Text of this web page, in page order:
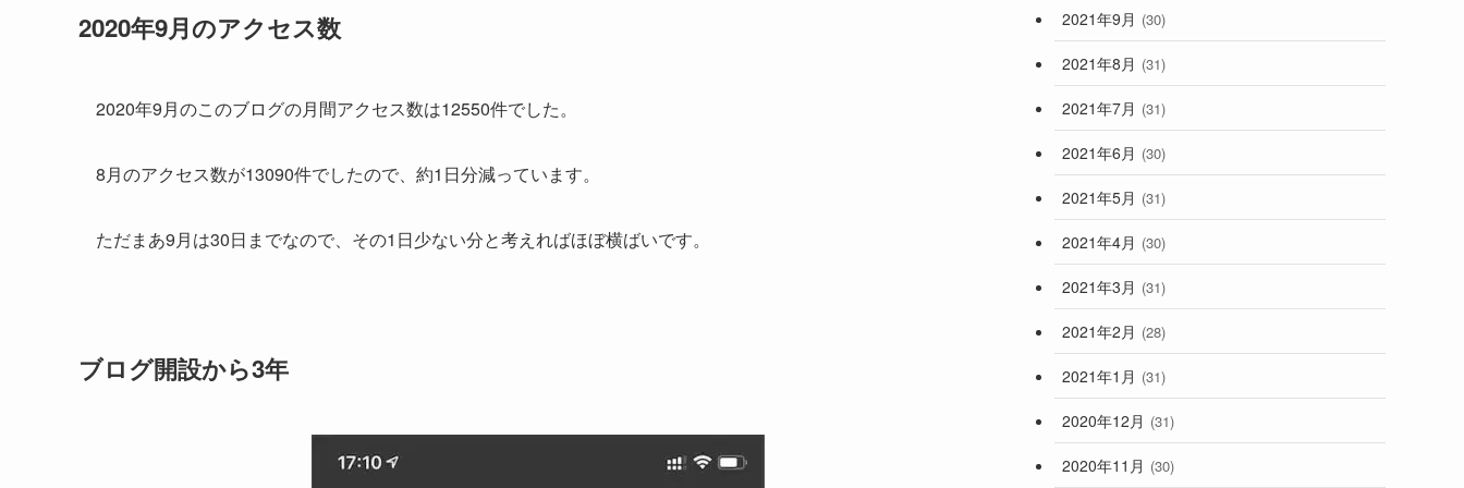
2020年9月のアクセス数
2020年9月のこのブログの月間アクセス数は12550件でした。
8月のアクセス数が13090件でしたので、約1日分減っています。
ただまあ9月は30日までなので、その1日少ない分と考えればほぼ横ばいです。
ブログ開設から3年
2021年9月 (30)
2021年8月 (31)
2021年7月 (31)
2021年6月 (30)
2021年5月 (31)
2021年4月 (30)
2021年3月 (31)
2021年2月 (28)
2021年1月 (31)
2020年12月 (31)
2020年11月 (30)